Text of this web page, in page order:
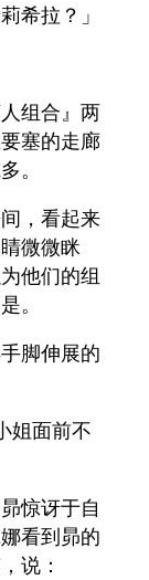
希拉？」
组合』两
塞的走廊
。
，看起来
微微眯
他们的组
。
脚伸展的
姐面前不
惊讶于自
看到昴的
说：